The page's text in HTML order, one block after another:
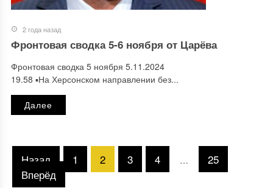
2 года назад
Фронтовая сводка 5-6 ноября от Царёва
Фронтовая сводка 5 ноября 5.11.2024
19.58 ▪️На Херсонском направлении без...
Далее
Назад 1 2 3 4 …
25
Вперёд